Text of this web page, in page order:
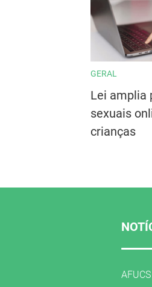
GERAL
Lei amplia
sexuais
crianças
AFUCS